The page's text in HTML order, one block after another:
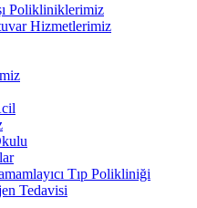
Polikliniklerimiz
Hizmetlerimiz
Tıp Polikliniği
Tedavisi